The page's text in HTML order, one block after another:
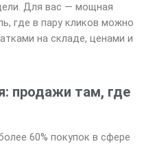
Для вас — мощная
где в пару кликов можно
на складе, ценами и
продажи там, где
60% покупок в сфере